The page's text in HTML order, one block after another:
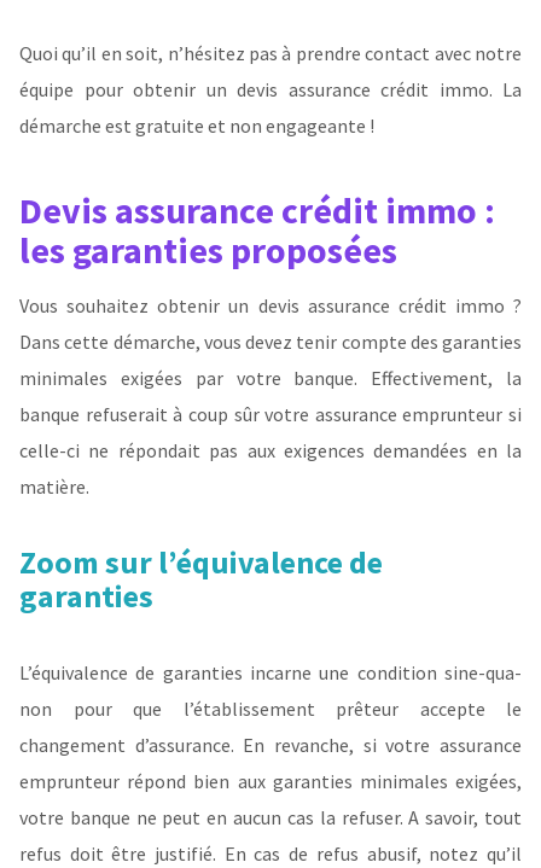
Quoi qu’il en soit, n’hésitez pas à prendre contact avec notre
équipe pour obtenir un devis assurance crédit immo. La
démarche est gratuite et non engageante !
Devis assurance crédit immo :
les garanties proposées
Vous souhaitez obtenir un devis assurance crédit immo ?
Dans cette démarche, vous devez tenir compte des garanties
minimales exigées par votre banque. Effectivement, la
banque refuserait à coup sûr votre assurance emprunteur si
celle-ci ne répondait pas aux exigences demandées en la
matière.
Zoom sur l’équivalence de
garanties
L’équivalence de garanties incarne une condition sine-qua-
non pour que l’établissement prêteur accepte le
changement d’assurance. En revanche, si votre assurance
emprunteur répond bien aux garanties minimales exigées,
votre banque ne peut en aucun cas la refuser. A savoir, tout
refus doit être justifié. En cas de refus abusif, notez qu’il